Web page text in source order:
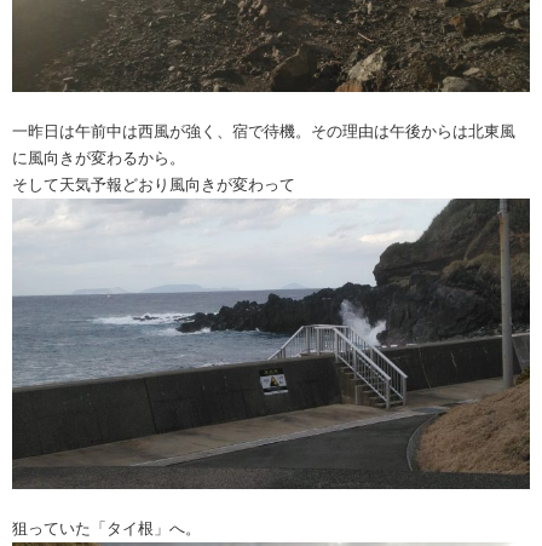
一昨日は午前中は西風が強く、宿で待機。その理由は午後からは北東風
に風向きが変わるから。
そして天気予報どおり風向きが変わって
狙っていた「タイ根」へ。